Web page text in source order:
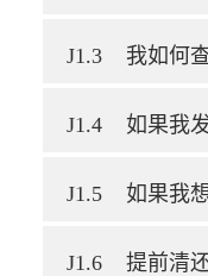
J1.3 我如何
J1.4 如果我
J1.5 如果我
J1.6 提前清